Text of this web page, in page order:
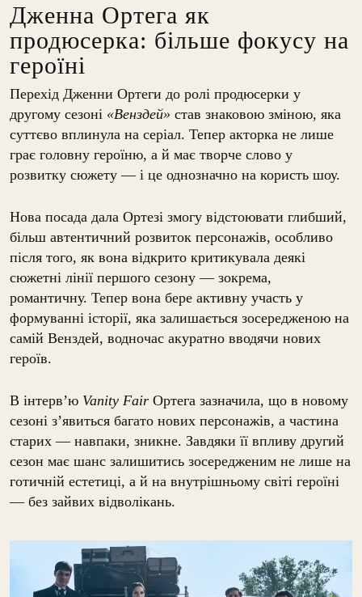
Дженна Ортега як
продюсерка: більше фокусу на
героїні
Перехід Дженни Ортеги до ролі продюсерки у
другому сезоні «Венздей» став знаковою зміною, яка
суттєво вплинула на серіал. Тепер акторка не лише
грає головну героїню, а й має творче слово у
розвитку сюжету — і це однозначно на користь шоу.
Нова посада дала Ортезі змогу відстоювати глибший,
більш автентичний розвиток персонажів, особливо
після того, як вона відкрито критикувала деякі
сюжетні лінії першого сезону — зокрема,
романтичну. Тепер вона бере активну участь у
формуванні історії, яка залишається зосередженою на
самій Венздей, водночас акуратно вводячи нових
героїв.
В інтерв’ю Vanity Fair Ортега зазначила, що в новому
сезоні з’явиться багато нових персонажів, а частина
старих — навпаки, зникне. Завдяки її впливу другий
сезон має шанс залишитись зосередженим не лише на
готичній естетиці, а й на внутрішньому світі героїні
— без зайвих відволікань.